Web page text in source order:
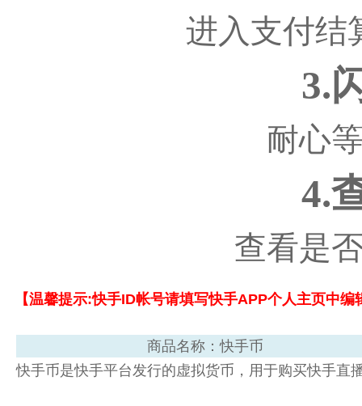
进入支付结
3.
耐心
4.
查看是
【温馨提示:快手ID帐号请填写快手APP个人主页中
商品名称：快手币
快手币是快手平台发行的虚拟货币，用于购买快手直